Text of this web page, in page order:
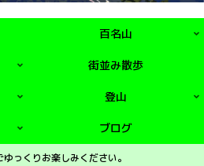
百名山
街並み散歩
登山
ブログ
っくりお楽しみください。